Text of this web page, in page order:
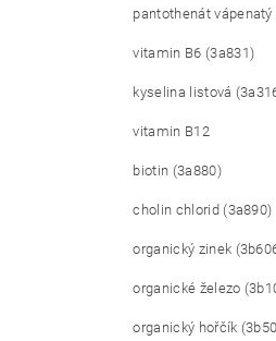
pantothenát vápenatý
vitamin B6 (3a831)
kyselina listová
vitamin B12
biotin (3a880)
cholin chlorid (3a890)
organický zinek
organické železo
organický hořčík